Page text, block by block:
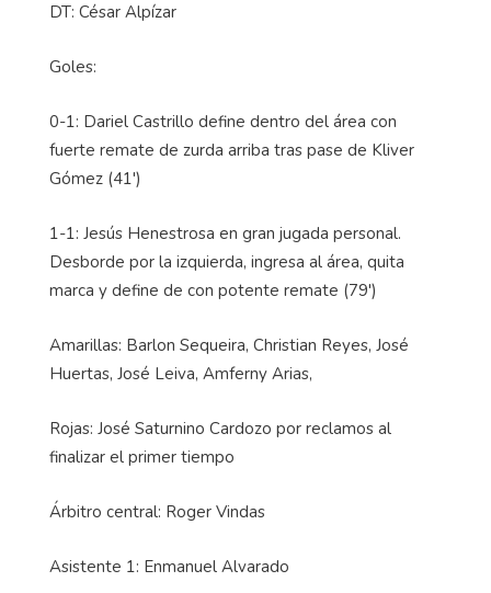
DT: César Alpízar
Goles:
0-1: Dariel Castrillo define dentro del área con
fuerte remate de zurda arriba tras pase de Kliver
Gómez (41')
1-1: Jesús Henestrosa en gran jugada personal.
Desborde por la izquierda, ingresa al área, quita
marca y define de con potente remate (79')
Amarillas: Barlon Sequeira, Christian Reyes, José
Huertas, José Leiva, Amferny Arias,
Rojas: José Saturnino Cardozo por reclamos al
finalizar el primer tiempo
Árbitro central: Roger Vindas
Asistente 1: Enmanuel Alvarado